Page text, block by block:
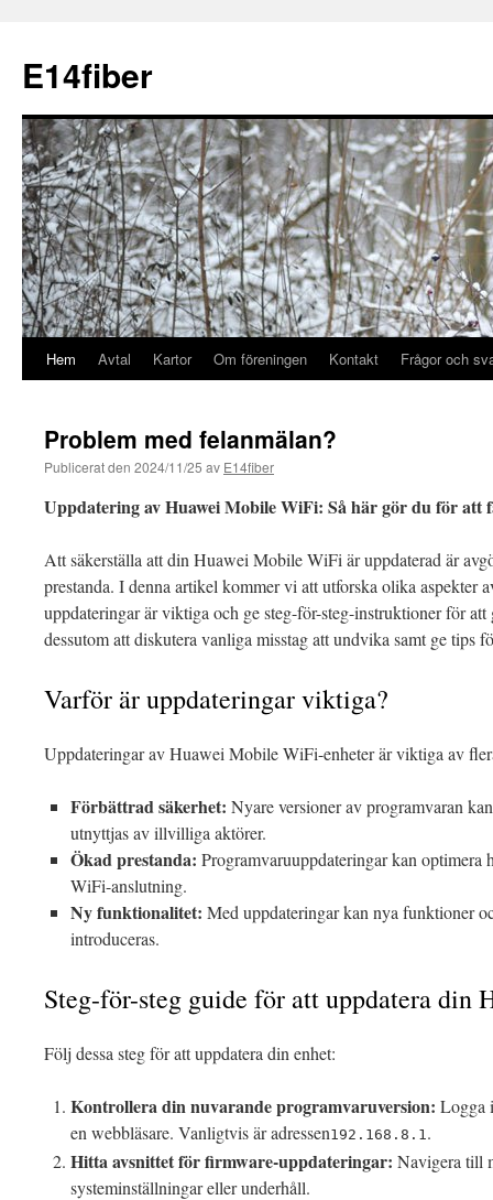
E14fiber
Hem Avtal Kartor Om föreningen Kontakt Frågor och
Problem med felanmälan?
Publicerat den 2024/11/25 av E14fiber
Uppdatering av Huawei Mobile WiFi: Så här gör du för att
Att säkerställa att din Huawei Mobile WiFi är uppdaterad är
prestanda. I denna artikel kommer vi att utforska olika aspekter
uppdateringar är viktiga och ge steg-för-steg-instruktioner för
dessutom att diskutera vanliga misstag att undvika samt ge tips
Varför är uppdateringar viktiga?
Uppdateringar av Huawei Mobile WiFi-enheter är viktiga av
Förbättrad säkerhet: Nyare versioner av programvaran
utnyttjas av illvilliga aktörer.
Ökad prestanda: Programvaruuppdateringar kan optimera
WiFi-anslutning.
Ny funktionalitet: Med uppdateringar kan nya funktioner
introduceras.
Steg-för-steg guide för att uppdatera din
Följ dessa steg för att uppdatera din enhet:
Kontrollera din nuvarande programvaruversion: Logga
en webbläsare. Vanligtvis är adressen192.168.8.1.
Hitta avsnittet för firmware-uppdateringar: Navigera till
systeminställningar eller underhåll.